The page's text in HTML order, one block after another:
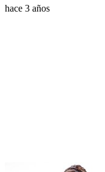
hace 3 años